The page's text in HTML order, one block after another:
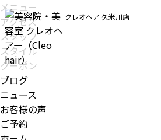
クレオヘア 久米川店
メニュー
アクセス
スタッフ
スタイル
クーポン
ブログ
ニュース
お客様の声
ご予約